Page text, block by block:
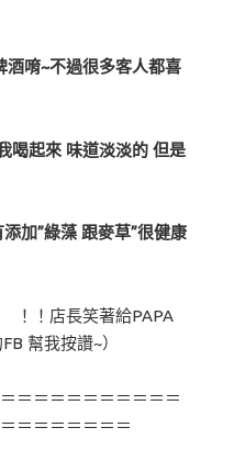
~不過很多客人都喜
喝起來 味道淡淡的 但是
加”綠藻 跟麥草”很健康
！！店長笑著給PAPA
FB 幫我按讚~）
＝＝＝＝＝＝＝＝＝＝
＝＝＝＝＝＝＝